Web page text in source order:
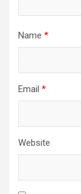
Name *
Email *
Website